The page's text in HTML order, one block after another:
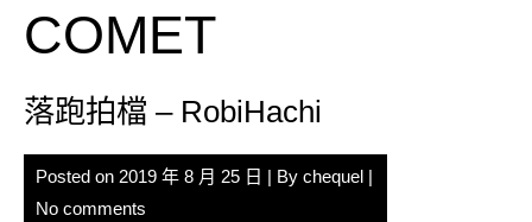
COMET
落跑拍檔 – RobiHachi
Posted on 2019 年 8 月 25 日 | By chequel |
No comments